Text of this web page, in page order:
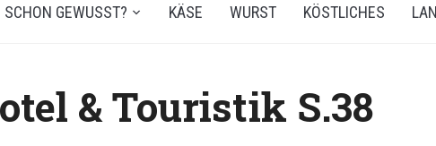
SCHON GEWUSST? KÄSE WURST KÖSTLICHES
& Touristik S.38